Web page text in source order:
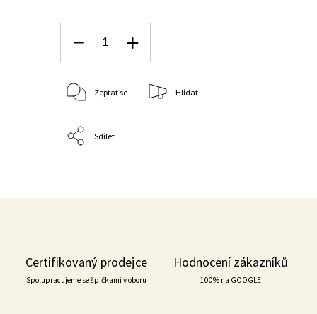
Zeptat se Hlídat
Sdílet
Certifikovaný prodejce
Spolupracujeme se špičkami v oboru
Hodnocení zákazníků
100% na GOOGLE